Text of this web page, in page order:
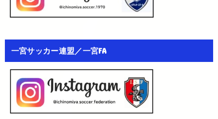
一宮サッカー連盟／一宮FA